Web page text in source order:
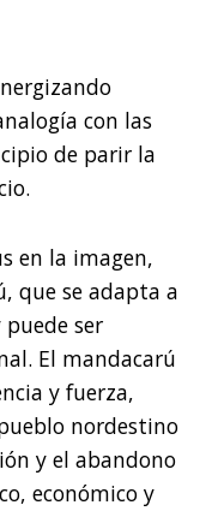
con las
de parir la
en la imagen,
que se adapta a
ser
El mandacarú
y fuerza,
nordestino
y el abandono
económico y